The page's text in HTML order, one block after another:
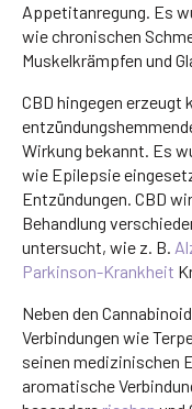
Appetitanregung. Es
wie chronischen
Muskelkrämpfen und
CBD hingegen erzeugt
Wirkung bekannt. Es
wie Epilepsie
Entzündungen. CBD
Behandlung
untersucht, wie z. B.
Parkinson-Krankheit
Neben den
Verbindungen wie
seinen medizinischen
aromatische